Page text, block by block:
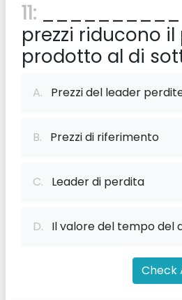
11: __________
prezzi riducono il
prodotto al di
A. Prezzi del leader
B. Prezzi di riferimento
C. Leader di perdita
D. Il valore del tempo del
Check